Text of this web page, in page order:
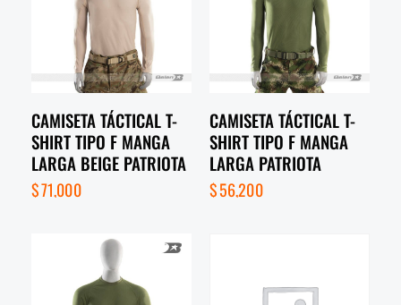
CAMISETA TÁCTICAL T-
SHIRT TIPO F MANGA
LARGA BEIGE PATRIOTA
$71,000
CAMISETA TÁCTICAL T-
SHIRT TIPO F MANGA
LARGA PATRIOTA
$56,200